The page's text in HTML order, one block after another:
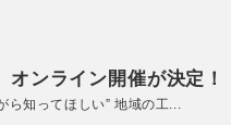
ンライン開催が決定！
知ってほしい” 地域の工...